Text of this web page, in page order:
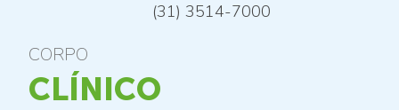
(31) 3514-7000
CORPO
CLÍNICO